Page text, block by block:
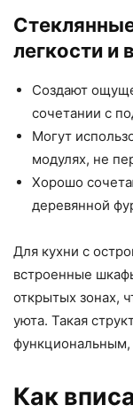
легкости и
Создают
сочетании с
Могут
модулях, не
Хорошо
деревянной
Для кухни с
встроенные
открытых зонах,
уюта. Такая
функциональным,
Как